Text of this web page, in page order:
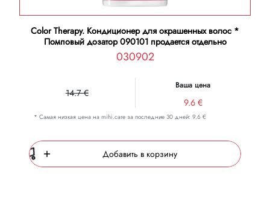
Color Therapy. Кондиционер для окрашенных волос *
Помповый дозатор 090101 продается отдельно
030902
14.7 €
Ваша цена
9.6 €
* Самая низкая цена на mihi.care за последние 30 дней: 9.6 €
Добавить в корзину